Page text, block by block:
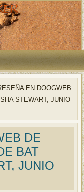
EN DOOGWEB
STEWART, JUNIO
DE
BAT
JUNIO